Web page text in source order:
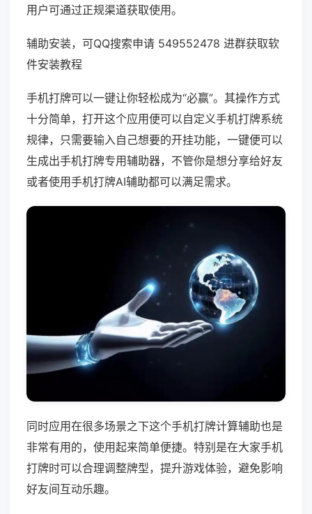
用户可通过正规渠道获取使用。
辅助安装，可QQ搜索申请 549552478 进群获取软
件安装教程
手机打牌可以一键让你轻松成为“必赢”。其操作方式
十分简单，打开这个应用便可以自定义手机打牌系统
规律，只需要输入自己想要的开挂功能，一键便可以
生成出手机打牌专用辅助器，不管你是想分享给好友
或者使用手机打牌AI辅助都可以满足需求。
同时应用在很多场景之下这个手机打牌计算辅助也是
非常有用的，使用起来简单便捷。特别是在大家手机
打牌时可以合理调整牌型，提升游戏体验，避免影响
好友间互动乐趣。